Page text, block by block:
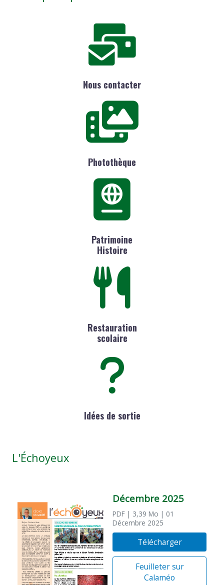
Nous contacter
Photothèque
Patrimoine
Histoire
Restauration
scolaire
Idées de sortie
L'Échoyeux
Décembre 2025
PDF | 3,39 Mo | 01
Décembre 2025
Télécharger
Feuilleter sur
Calaméo